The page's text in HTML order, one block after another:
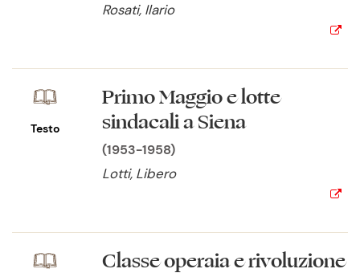
Rosati, Ilario
Testo
Primo Maggio e lotte
sindacali a Siena
(1953-1958)
Lotti, Libero
Classe operaia e rivoluzione